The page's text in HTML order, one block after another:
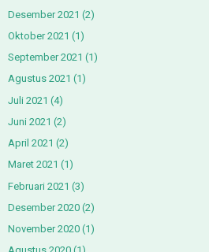
Desember 2021 (2)
Oktober 2021 (1)
September 2021 (1)
Agustus 2021 (1)
Juli 2021 (4)
Juni 2021 (2)
April 2021 (2)
Maret 2021 (1)
Februari 2021 (3)
Desember 2020 (2)
November 2020 (1)